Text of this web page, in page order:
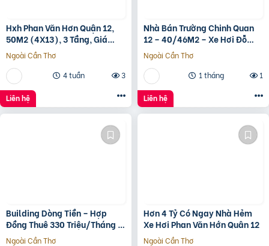
Hxh Phan Văn Hơn Quận 12,
50M2 (4X13), 3 Tầng, Giá
4.96 Tỷ
Ngoài Cần Thơ
4 tuần
3
Liên hệ
Nhà Bán Trường Chinh Quan
12 – 40/46M2 – Xe Hơi Đỗ
Cửa – 3.1 Tỷ
Ngoài Cần Thơ
1 tháng
1
Liên hệ
Building Dòng Tiền – Hợp
Đồng Thuê 330 Triệu/Tháng –
Quận 5, Tp.hcm -139Ty
Ngoài Cần Thơ
Hơn 4 Tỷ Có Ngay Nhà Hẻm
Xe Hơi Phan Văn Hớn Quân 12
Ngoài Cần Thơ